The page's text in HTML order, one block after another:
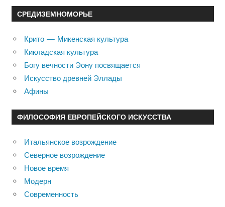
СРЕДИЗЕМНОМОРЬЕ
Крито — Микенская культура
Кикладская культура
Богу вечности Эону посвящается
Искусство древней Эллады
Афины
ФИЛОСОФИЯ ЕВРОПЕЙСКОГО ИСКУССТВА
Итальянское возрождение
Северное возрождение
Новое время
Модерн
Современность